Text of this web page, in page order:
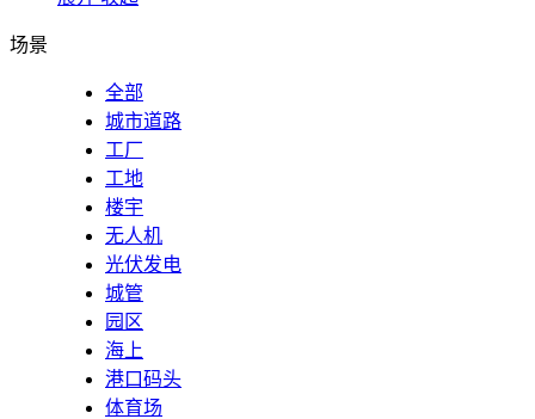
场景
全部
城市道路
工厂
工地
楼宇
无人机
光伏发电
城管
园区
海上
港口码头
体育场